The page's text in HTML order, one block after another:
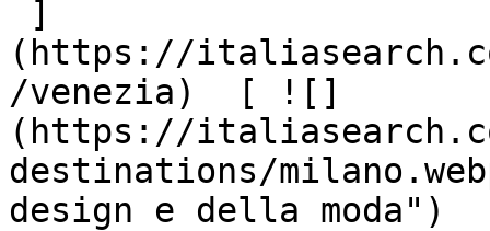
(https://
/venezia)  [ ![]
(https://
destinations/
design e della moda")